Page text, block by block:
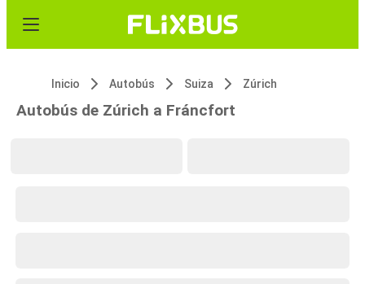
Inicio Autobús Suiza Zúrich
Autobús de Zúrich a Fráncfort